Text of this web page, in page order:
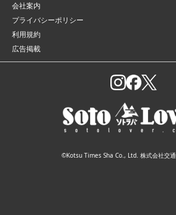
会社案内
プライバシーポリシー
利用規約
広告掲載
©Kotsu Times Sha Co., Ltd. 株式会社交